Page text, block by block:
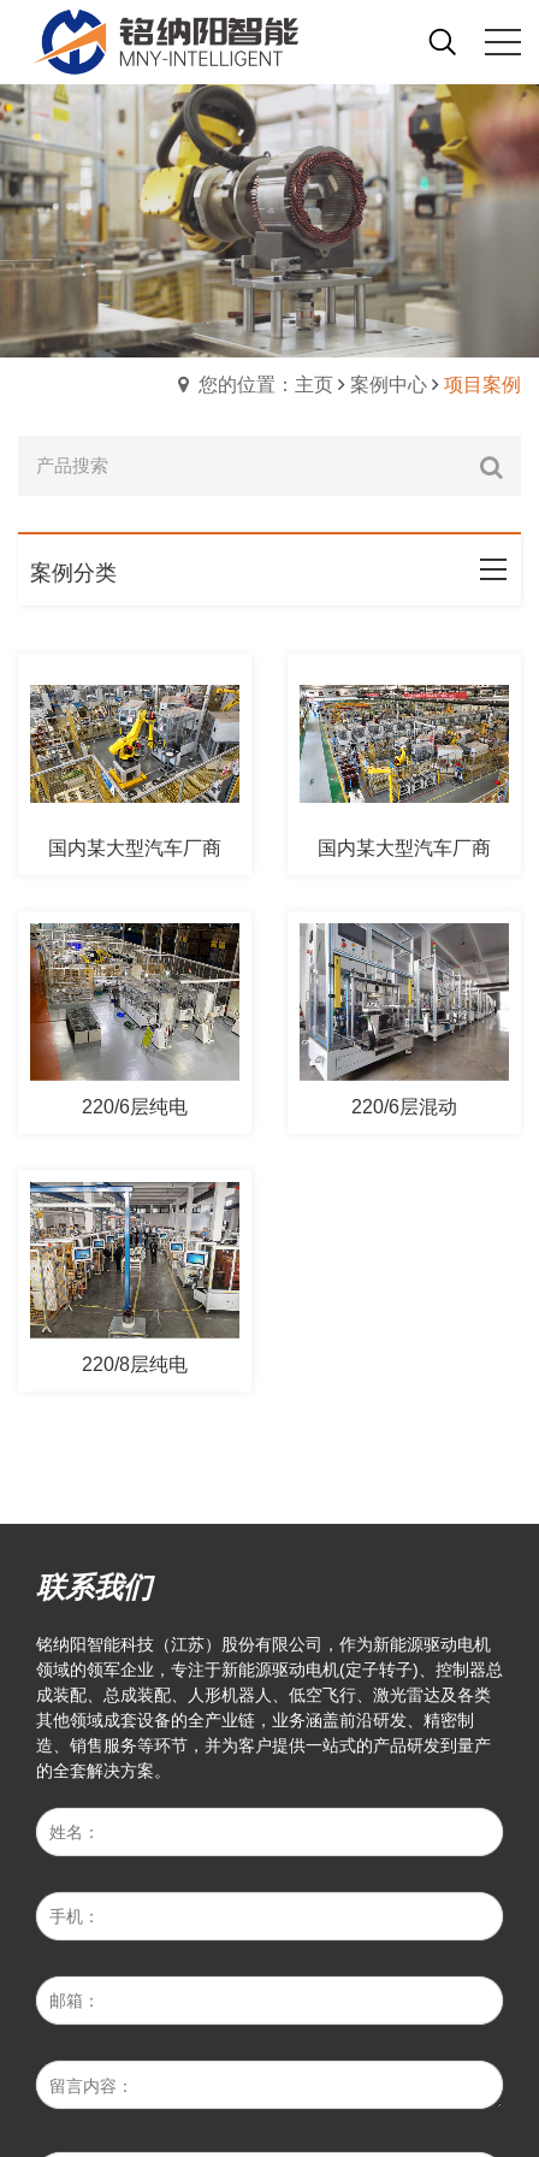
您的位置：主页 案例中心 项目案例
案例分类
国内某大型汽车厂商 国内某大型汽车厂商
220/6层纯电 220/6层混动
220/8层纯电
联系我们
铭纳阳智能科技（江苏）股份有限公司，作为新能源驱动电机
领域的领军企业，专注于新能源驱动电机(定子转子)、控制器总
成装配、总成装配、人形机器人、低空飞行、激光雷达及各类
其他领域成套设备的全产业链，业务涵盖前沿研发、精密制
造、销售服务等环节，并为客户提供一站式的产品研发到量产
的全套解决方案。